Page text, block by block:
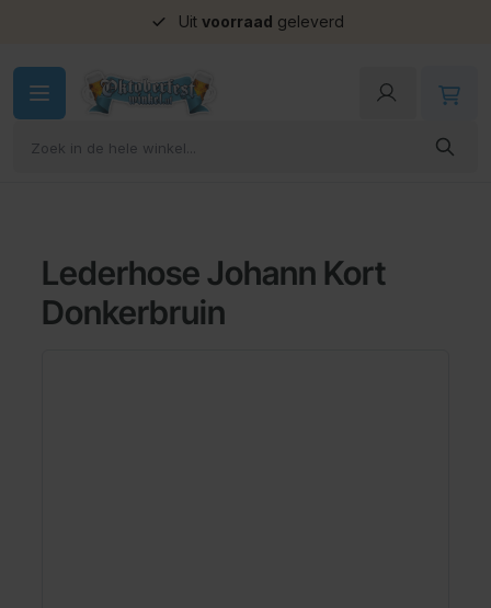
Uit voorraad geleverd
Lederhose Johann Kort
Donkerbruin